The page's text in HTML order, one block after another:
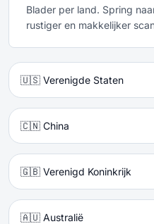
Blader per land. Spring
rustiger en makkelijker
🇺🇸 Verenigde Staten
🇨🇳 China
🇬🇧 Verenigd Koninkrijk
🇦🇺 Australië